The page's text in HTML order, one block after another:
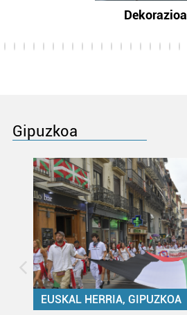
Dekorazioa
Gipuzkoa
EUSKAL HERRIA, GIPUZKOA